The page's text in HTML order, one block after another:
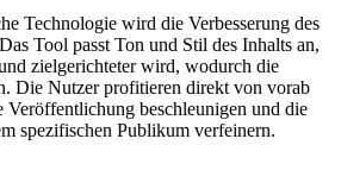
Technologie wird die Verbesserung des
Tool passt Ton und Stil des Inhalts an,
zielgerichteter wird, wodurch die
Die Nutzer profitieren direkt von vorab
Veröffentlichung beschleunigen und die
spezifischen Publikum verfeinern.